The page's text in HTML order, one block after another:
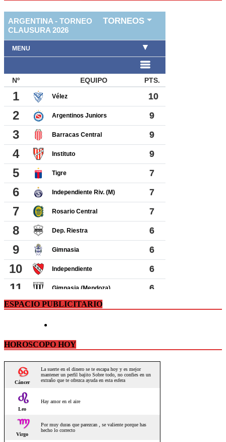
ESPACIO PUBLICITARIO
HOROSCOPO HOY